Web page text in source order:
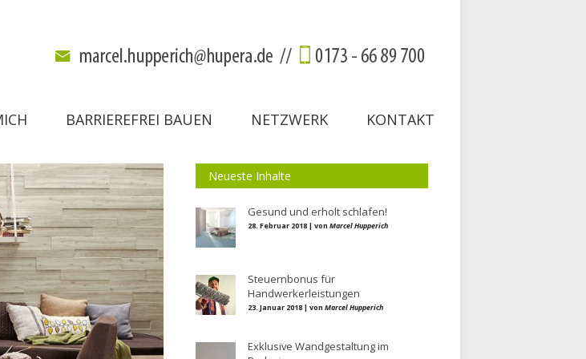
BARRIEREFREI BAUEN NETZWERK KONTAKT
Neueste Inhalte
Gesund und erholt schlafen!
28. Februar 2018 | von Marcel Hupperich
Steuernbonus für
Handwerkerleistungen
23. Januar 2018 | von Marcel Hupperich
Exklusive Wandgestaltung im